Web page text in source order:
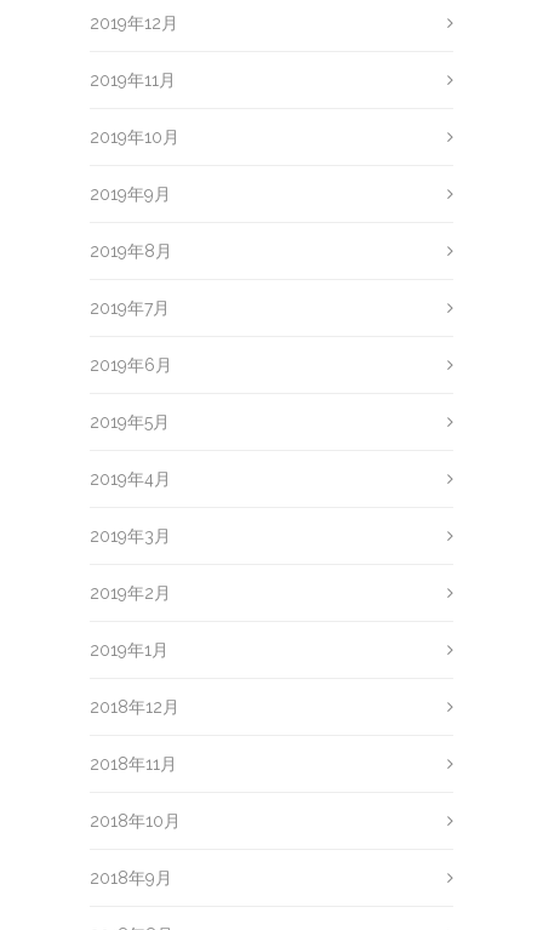
2019年12月
2019年11月
2019年10月
2019年9月
2019年8月
2019年7月
2019年6月
2019年5月
2019年4月
2019年3月
2019年2月
2019年1月
2018年12月
2018年11月
2018年10月
2018年9月